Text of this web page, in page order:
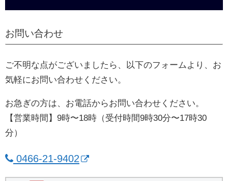
お問い合わせ
ご不明な点がございましたら、以下のフォームより、お
気軽にお問い合わせください。
お急ぎの方は、お電話からお問い合わせください。
【営業時間】9時〜18時（受付時間9時30分〜17時30
分）
0466-21-9402